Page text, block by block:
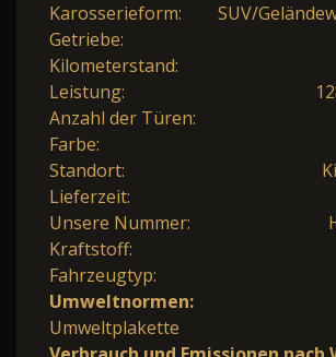
Karosserieform:
SUV/
Getriebe:
Kilometerstand:
Leistung:
Anzahl der Türen:
Farbe:
Standort:
Lieferzeit:
Unsere Nummer:
Kraftstoff:
Fahrzeugtyp:
Umweltnormen:
Umweltplakette